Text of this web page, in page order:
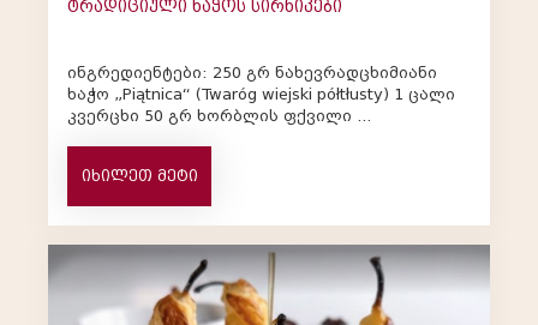
ტრადიციული ხაჭოს სირნიკები
ინგრედიენტები: 250 გრ ნახევრადცხიმიანი
ხაჭო „Piątnica“ (Twaróg wiejski półtłusty) 1 ცალი
იხილეთ მეტი